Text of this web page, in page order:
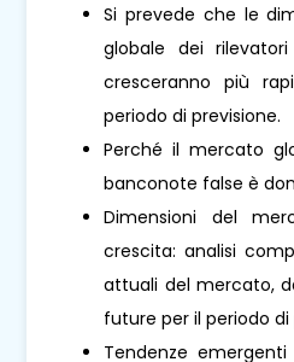
Si prevede che le
globale dei
cresceranno più
periodo di previsione.
Perché il mercato
banconote false è
Dimensioni del
crescita: analisi
attuali del mercato,
future per il periodo di
Tendenze emergenti